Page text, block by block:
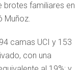
brotes familiares en
Muñoz.
camas UCI y 153
con una